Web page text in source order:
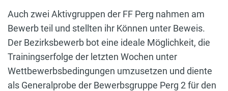
Auch zwei Aktivgruppen der FF Perg nahmen am
Bewerb teil und stellten ihr Können unter Beweis.
Der Bezirksbewerb bot eine ideale Möglichkeit, die
Trainingserfolge der letzten Wochen unter
Wettbewerbsbedingungen umzusetzen und diente
als Generalprobe der Bewerbsgruppe Perg 2 für den